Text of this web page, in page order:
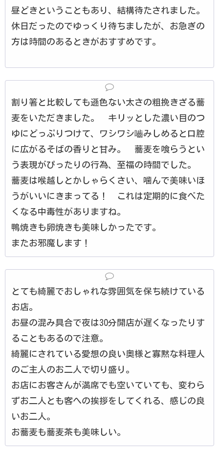
昼どきということもあり、結構待たされました。
休日だったのでゆっくり待ちましたが、お急ぎの
方は時間のあるときがおすすめです。
割り箸と比較しても遜色ない太さの粗挽きざる蕎
麦をいただきました。 キリッとした濃い目のつ
ゆにどっぷりつけて、ワシワシ嚙みしめると口腔
に広がるそばの香りと甘み。 蕎麦を喰らうとい
う表現がぴったりの行為、至福の時間でした。
蕎麦は喉越しとかしゃらくさい、噛んで美味いほ
うがいいにきまってる！ これは定期的に食べた
くなる中毒性がありますね。
鴨焼きも卵焼きも美味しかったです。
またお邪魔します！
とても綺麗でおしゃれな雰囲気を保ち続けている
お店。
お昼の混み具合で夜は30分開店が遅くなったりす
ることもあるので注意。
綺麗にされている愛想の良い奥様と寡黙な料理人
のご主人のお二人で切り盛り。
お店にお客さんが満席でも空いていても、変わら
ずお二人とも客への挨拶をしてくれる、感じの良
いお二人。
お蕎麦も蕎麦茶も美味しい。